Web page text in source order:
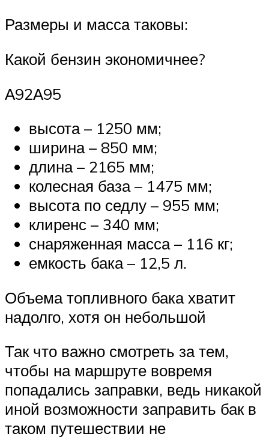
Размеры и масса таковы:
Какой бензин экономичнее?
А92А95
высота – 1250 мм;
ширина – 850 мм;
длина – 2165 мм;
колесная база – 1475 мм;
высота по седлу – 955 мм;
клиренс – 340 мм;
снаряженная масса – 116 кг;
емкость бака – 12,5 л.
Объема топливного бака хватит
надолго, хотя он небольшой
Так что важно смотреть за тем,
чтобы на маршруте вовремя
попадались заправки, ведь никакой
иной возможности заправить бак в
таком путешествии не